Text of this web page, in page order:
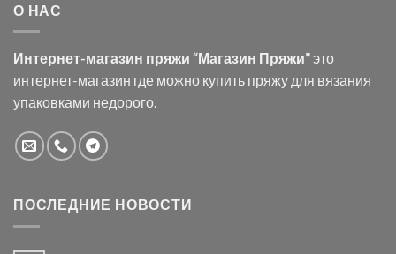
О НАС
Интернет-магазин пряжи “Магазин Пряжи”это
интернет-магазин где можно купить пряжу для вязания
упаковками недорого.
ПОСЛЕДНИЕ НОВОСТИ